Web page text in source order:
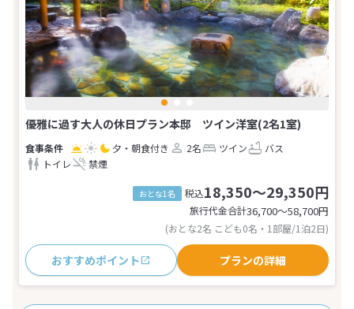
優雅に過す大人の休日プラン本邸 ツイン洋室(2名1室)
夕・朝食付き 2名 ツイン
バス
トイレ
禁煙
おとな1名 税込18,350～29,350円
旅行代金合計36,700〜58,700円
(おとな2名 こども0名・1部屋/1泊2日)
おすすめポイント プランの詳細